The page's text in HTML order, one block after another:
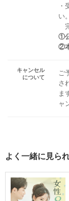
・
い。
①
②
キャンセル
について
ご
さ
ま
ャ
よく一緒に見ら